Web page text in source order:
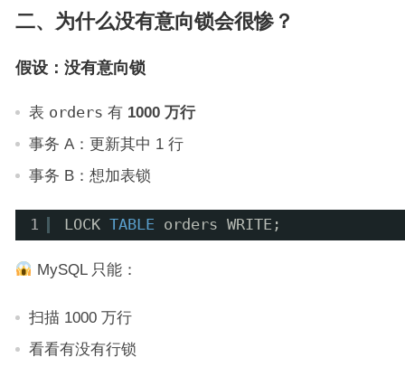
二、为什么没有意向锁会很惨？
假设：没有意向锁
表 orders 有 1000 万行
事务 A：更新其中 1 行
事务 B：想加表锁
1 LOCK TABLE orders WRITE;
MySQL 只能：
扫描 1000 万行
看看有没有行锁